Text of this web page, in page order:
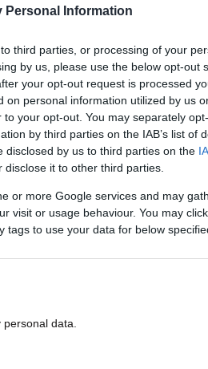
Personal Information
third parties, or processing of your
by us, please use the below opt-out
your opt-out request is processed
on personal information utilized by us
your opt-out. You may separately
by third parties on the IAB’s list of
disclosed by us to third parties on the
disclose it to other third parties.
or more Google services and may
visit or usage behaviour. You may
tags to use your data for below
data.
η
έτσι έναν αποδοτικό
οι προσπάθειες της
ίδια επιτυχία.